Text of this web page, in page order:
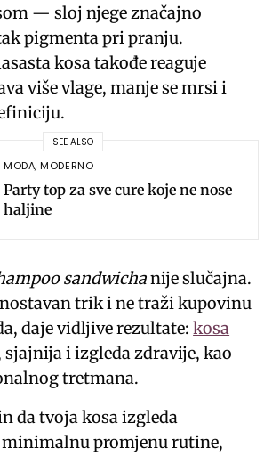
— sloj njege značajno
pigmenta pri pranju.
kosa takođe reaguje
više vlage, manje se mrsi i
SEE ALSO
MODA,MODERNO
Party top za sve cure koje ne nose
haljine
sandwichanije slučajna.
trik i ne traži kupovinu
daje vidljive rezultate:kosa
sjajnija i izgleda zdravije, kao
tretmana.
da tvoja kosa izgleda
minimalnu promjenu rutine,